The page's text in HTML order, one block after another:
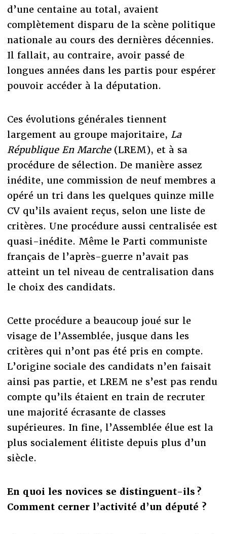
d’une centaine au total, avaient
complètement disparu de la scène politique
nationale au cours des dernières décennies.
Il fallait, au contraire, avoir passé de
longues années dans les partis pour espérer
pouvoir accéder à la députation.
Ces évolutions générales tiennent
largement au groupe majoritaire, La
République En Marche(LREM), et à sa
procédure de sélection. De manière assez
inédite, une commission de neuf membres a
opéré un tri dans les quelques quinze mille
CV qu’ils avaient reçus, selon une liste de
critères. Une procédure aussi centralisée est
quasi-inédite. Même le Parti communiste
français de l’après-guerre n’avait pas
atteint un tel niveau de centralisation dans
le choix des candidats.
Cette procédure a beaucoup joué sur le
visage de l’Assemblée, jusque dans les
critères qui n’ont pas été pris en compte.
L’origine sociale des candidats n’en faisait
ainsi pas partie, et LREM ne s’est pas rendu
compte qu’ils étaient en train de recruter
une majorité écrasante de classes
supérieures. In fine, l’Assemblée élue est la
plus socialement élitiste depuis plus d’un
siècle.
En quoi les novices se distinguent-ils ?
Comment cerner l’activité d’un député ?